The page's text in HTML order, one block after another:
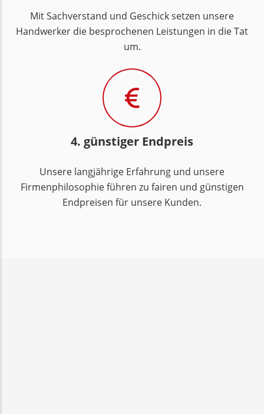
Mit Sachverstand und Geschick setzen unsere
Handwerker die besprochenen Leistungen in die Tat
um.
4. günstiger Endpreis
Unsere langjährige Erfahrung und unsere
Firmenphilosophie führen zu fairen und günstigen
Endpreisen für unsere Kunden.